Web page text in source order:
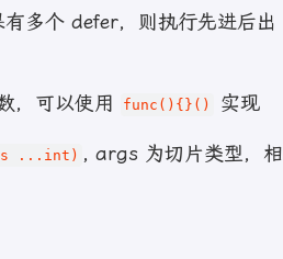
多个 defer，则执行先进后出
，可以使用 func(){}() 实现
...int) , args 为切片类型，相